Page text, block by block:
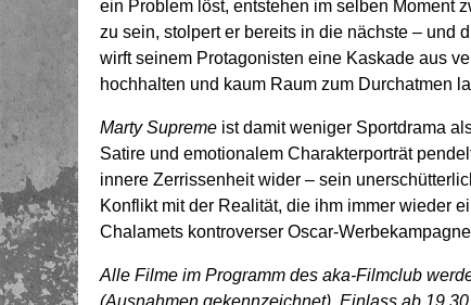
ein Problem löst, entstehen im selben Moment
zu sein, stolpert er bereits in die nächste – und
wirft seinem Protagonisten eine Kaskade aus
hochhalten und kaum Raum zum Durchatmen
Marty Supreme ist damit weniger Sportdrama
Satire und emotionalem Charakterporträt
innere Zerrissenheit wider – sein
Konflikt mit der Realität, die ihm immer wieder
Chalamets kontroverser Oscar-
Alle Filme im Programm des aka-Filmclub
(Ausnahmen gekennzeichnet). Einlass ab